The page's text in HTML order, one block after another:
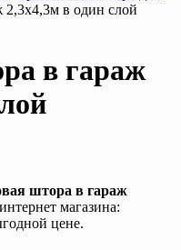
2,3х4,3м в один слой
в гараж
штора в гараж
магазина:
цене.